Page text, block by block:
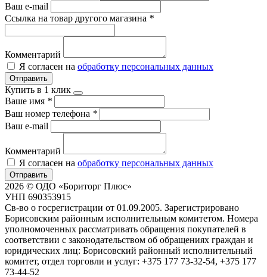
Ваш e-mail
Ссылка на товар другого магазина *
Комментарий
Я согласен на обработку персональных данных
Отправить
Купить в 1 клик
Ваше имя *
Ваш номер телефона *
Ваш e-mail
Комментарий
Я согласен на обработку персональных данных
Отправить
2026 © ОДО «Бориторг Плюс»
УНП 690353915
Св-во о госрегистрации от 01.09.2005. Зарегистрировано
Борисовским районным исполнительным комитетом. Номера
уполномоченных рассматривать обращения покупателей в
соответствии с законодательством об обращениях граждан и
юридических лиц: Борисовский районный исполнительный
комитет, отдел торговли и услуг: +375 177 73-32-54, +375 177
73-44-52